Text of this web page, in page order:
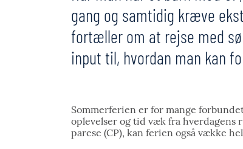
gang og samtidig kræve
fortæller om at rejse med
input til, hvordan man kan
Sommerferien er for mange
oplevelser og tid væk fra
parese (CP), kan ferien også vække